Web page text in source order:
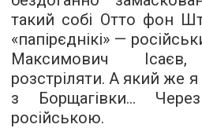
такий собі Отто фон
«папірєднікі» —
Максимович
розстріляти. А який же
з Борщагівки...
російською.